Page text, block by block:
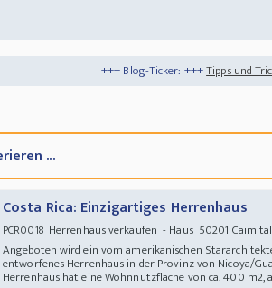
+++ Blog-Ticker: +++Tipps und Tricks+++
...
Costa Rica: Einzigartiges Herrenhaus
PCR0018Herrenhaus verkaufen - Haus 50201
Angeboten wird ein vom amerikanischen
entworfenes Herrenhaus in der Provinz von Nicoya/
Herrenhaus hat eine Wohnnutzfläche von ca. 400 m2,